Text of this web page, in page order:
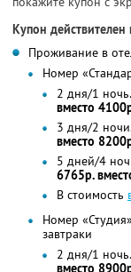
Купон
Проживание в
Номер
2 дня/1
вместо
3 дня/2
вместо
5 дней/4
6765р.
В стоимость
Номер
завтраки
2 дня/1
вместо